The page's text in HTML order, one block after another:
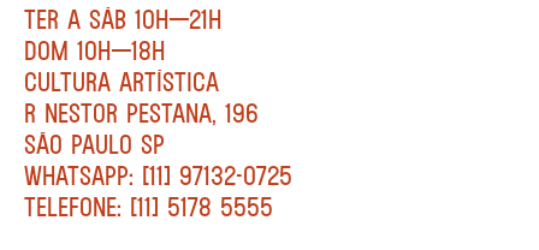
TER A SÁB 10H—21H
DOM 10H—18H
CULTURA ARTÍSTICA
R NESTOR PESTANA, 196
SÃO PAULO SP
WHATSAPP: [11] 97132-0725
TELEFONE: [11] 5178 5555